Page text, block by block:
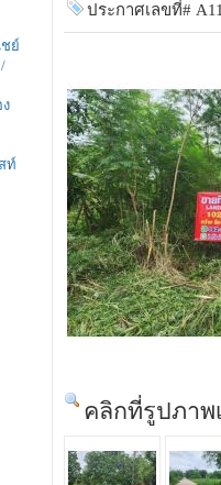
ย์
ท์
ประกาศเลขที่#
คลิกที่รูปภา